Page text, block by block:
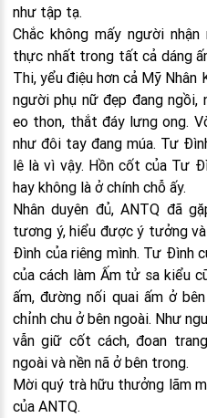
như tập tạ.
Chắc không mấy người
thực nhất trong tất cả dáng
Thi, yểu điệu hơn cả Mỹ
người phụ nữ đẹp đang ngồi,
eo thon, thắt đáy lưng ong.
như đôi tay đang múa. Tư
lê là vì vậy. Hồn cốt của Tư
hay không là ở chính chỗ ấy.
Nhân duyên đủ, ANTQ đã
tương ý, hiểu được ý tưởng
Đình của riêng mình. Tư Đình
của cách làm Ấm tử sa kiểu
ấm, đường nối quai ấm ở
chỉnh chu ở bên ngoài. Như
vẫn giữ cốt cách, đoan
ngoài và nền nã ở bên trong.
Mời quý trà hữu thưởng lãm
của ANTQ.